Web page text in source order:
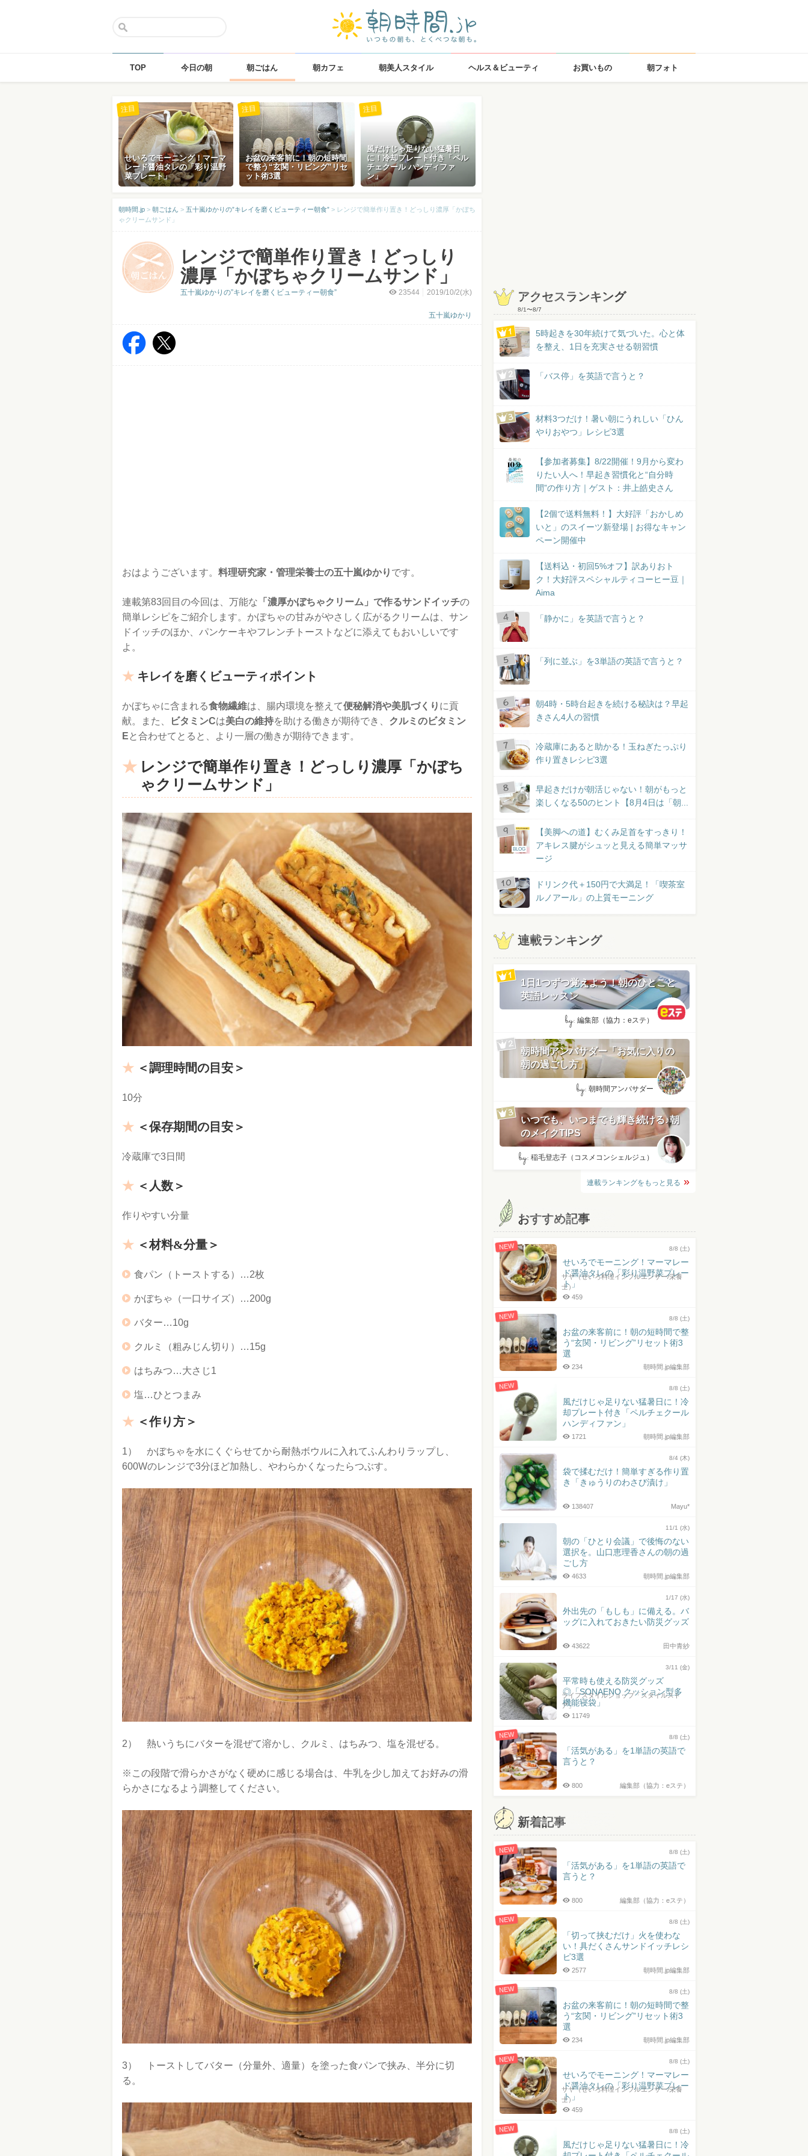
TOP 今日の朝 朝ごはん 朝カフェ 朝美人スタイル ヘルス＆ビューティ お買いもの 朝フォト
せいろでモーニング！マーマ
レード醤油タレの「彩り温野
菜プレート」
注目
お盆の来客前に！朝の短時間
で整う“玄関・リビング”リセ
ット術3選
注目
風だけじゃ足りない猛暑日
に！冷却プレート付き「ペル
チェクール ハンディファ
ン」
注目
朝時間.jp > 朝ごはん > 五十嵐ゆかりの”キレイを磨くビューティー朝食” > レンジで簡単作り置き！どっしり濃厚「かぼち
ゃクリームサンド」
レンジで簡単作り置き！どっしり
濃厚「かぼちゃクリームサンド」
23544 2019/10/2(水)
五十嵐ゆかり
五十嵐ゆかりの”キレイを磨くビューティー朝食”
おはようございます。 料理研究家・管理栄養士の五十嵐ゆかり です。
連載第83回目の今回は、万能な 「濃厚かぼちゃクリーム」で作るサンドイッチの
簡単レシピをご紹介します。かぼちゃの甘みがやさしく広がるクリームは、サン
ドイッチのほか、パンケーキやフレンチトーストなどに添えてもおいしいです
よ。
キレイを磨くビューティポイント
かぼちゃに含まれる食物繊維は、腸内環境を整えて便秘解消や美肌づくり に貢
献。また、
ビタミンCは美白の維持を助ける働きが期待でき、 クルミのビタミン
E と合わせてとると、より一層の働きが期待できます。
レンジで簡単作り置き！どっしり濃厚「かぼち
ゃクリームサンド」
＜調理時間の目安＞
10分
＜保存期間の目安＞
冷蔵庫で3日間
＜人数＞
作りやすい分量
＜材料&分量＞
食パン（トーストする）…2枚
かぼちゃ（一口サイズ）…200g
バター…10g
クルミ（粗みじん切り）…15g
はちみつ…大さじ1
塩…ひとつまみ
＜作り方 ＞
1） かぼちゃを水にくぐらせてから耐熱ボウルに入れてふんわりラップし、
600Wのレンジで3分ほど加熱し、やわらかくなったらつぶす。
2） 熱いうちにバターを混ぜて溶かし、クルミ、はちみつ、塩を混ぜる。
※この段階で滑らかさがなく硬めに感じる場合は、牛乳を少し加えてお好みの滑
らかさになるよう調整してください。
3） トーストしてバター（分量外、適量）を塗った食パンで挟み、半分に切
る 。
アクセスランキング
8/1〜8/7
5時起きを30年続けて気づいた。心と体
を整え、1日を充実させる朝習慣
「バス停」を英語で言うと？
材料3つだけ！暑い朝にうれしい「ひん
やりおやつ」レシピ3選
【参加者募集】8/22開催！9月から変わ
りたい人へ！早起き習慣化と“自分時
間”の作り方｜ゲスト：井上皓史さん
【2個で送料無料！】大好評「おかしめ
いと」のスイーツ新登場 | お得なキャン
ペーン開催中
【送料込・初回5%オフ】訳ありおト
ク！大好評スペシャルティコーヒー豆｜
Aima
「静かに」を英語で言うと？
「列に並ぶ」を3単語の英語で言うと？
朝4時・5時台起きを続ける秘訣は？早起
きさん4人の習慣
冷蔵庫にあると助かる！玉ねぎたっぷり
作り置きレシピ3選
早起きだけが朝活じゃない！朝がもっと
楽しくなる50のヒント【8月4日は「朝...
BLOG
【美脚への道】むくみ足首をすっきり！
アキレス腱がシュッと見える簡単マッサ
ージ
ドリンク代＋150円で大満足！「喫茶室
ルノアール」の上質モーニング
連載ランキング
1日1つずつ覚えよう！朝のひとこと
英語レッスン
by: 編集部（協力：eステ）
朝時間アンバサダー「お気に入りの
朝の過ごし方」
by: 朝時間アンバサダー
いつでも、いつまでも輝き続ける♪朝
のメイクTIPS
by: 稲毛登志子（コスメコンシェルジュ）
連載ランキングをもっと見る
おすすめ記事
NEW 8/8 (土)
せいろでモーニング！マーマレー
ド醤油タレの「彩り温野菜プレー
ト」
サヤ（せいろ料理インフルエンサー/栄養
士）
459
NEW 8/8 (土)
お盆の来客前に！朝の短時間で整
う“玄関・リビング”リセット術3
選
朝時間.jp編集部
234
NEW 8/8 (土)
風だけじゃ足りない猛暑日に！冷
却プレート付き「ペルチェクール
ハンディファン」
朝時間.jp編集部
1721
8/4 (木)
袋で揉むだけ！簡単すぎる作り置
き「きゅうりのわさび漬け」
Mayu*
138407
11/1 (水)
朝の「ひとり会議」で後悔のない
選択を。山口恵理香さんの朝の過
ごし方
朝時間.jp編集部
4633
1/17 (水)
外出先の「もしも」に備える。バ
ッグに入れておきたい防災グッズ
田中青紗
43622
3/11 (金)
平常時も使える防災グッズ
◎「SONAENO クッション型多
機能寝袋」
ライフスタイルショップ「スタイルスト
ア」
11749
NEW 8/8 (土)
「活気がある」を1単語の英語で
言うと？
編集部（協力：eステ）
800
新着記事
NEW 8/8 (土)
「活気がある」を1単語の英語で
言うと？
編集部（協力：eステ）
800
NEW 8/8 (土)
「切って挟むだけ」火を使わな
い！具だくさんサンドイッチレシ
ピ3選
朝時間.jp編集部
2577
NEW 8/8 (土)
お盆の来客前に！朝の短時間で整
う“玄関・リビング”リセット術3
選
朝時間.jp編集部
234
NEW 8/8 (土)
せいろでモーニング！マーマレー
ド醤油タレの「彩り温野菜プレー
ト」
サヤ（せいろ料理インフルエンサー/栄養
士）
459
NEW 8/8 (土)
風だけじゃ足りない猛暑日に！冷